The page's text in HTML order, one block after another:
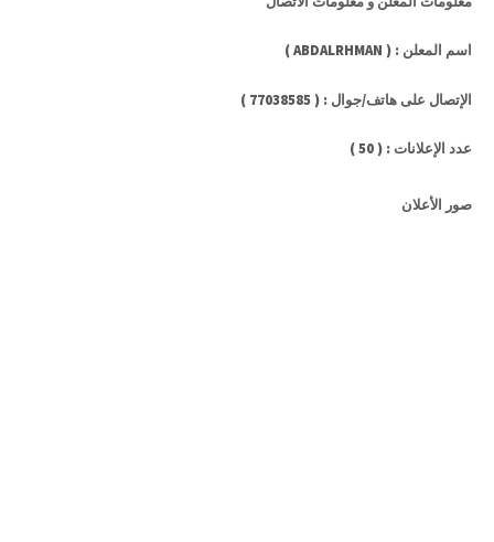
اسم المعلن : ( ABDALRHMAN )
الإتصال على هاتف/جوال : ( 77038585 )
عدد الإعلانات : ( 50 )
صور الأعلان